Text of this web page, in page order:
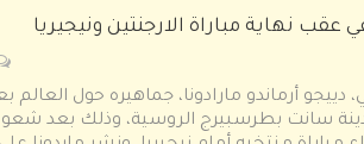
نهاية مباراة الارجنتين ونيجيريا
دييجو أرماندو مارادونا، جماهيره حول العالم
سانت بطرسبيرج الروسية، وذلك بعد